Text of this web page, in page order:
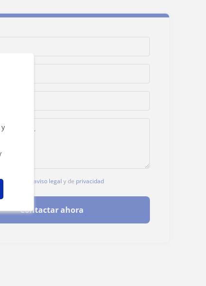
nuestro aviso legal y de privacidad
Contactar ahora